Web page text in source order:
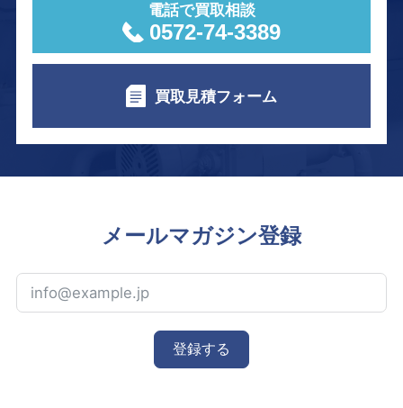
電話で買取相談
0572-74-3389
買取見積フォーム
メールマガジン登録
登録する